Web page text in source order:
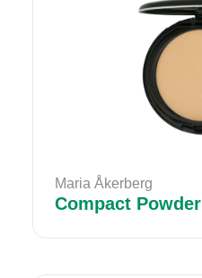
Maria Åkerberg
Compact Powder